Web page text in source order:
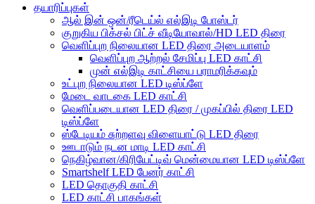
தயாரிப்புகள்
ஆல் இன் ஒன்/ரீடெய்ல் எல்இடி போஸ்டர்
குறுகிய பிக்சல் பிட்ச் வீடியோவால்/HD LED திரை
வெளிப்புற நிலையான LED திரை அடையாளம்
வெளிப்புற ஆற்றல் சேமிப்பு LED காட்சி
முன் எல்இடி காட்சியை பராமரிக்கவும்
உட்புற நிலையான LED டிஸ்ப்ளே
மேடை வாடகை LED காட்சி
வெளிப்படையான LED திரை / முகப்பில் திரை LED
டிஸ்ப்ளே
ஸ்டேடியம் சுற்றளவு விளையாட்டு LED திரை
ஊடாடும் நடன மாடி LED காட்சி
நெகிழ்வான/கிரியேட்டிவ் மென்மையான LED டிஸ்ப்ளே
Smartshelf LED பேனர் காட்சி
LED தொகுதி காட்சி
LED காட்சி பாகங்கள்